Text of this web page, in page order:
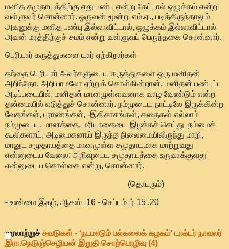
மனித சமுதாயத்திற்கு எது பண்பு என்று கேட்டால் ஒழுக்கம் என்று
வள்ளுவர் சொன்னார். ஒருவன் மூன்று எம்.ஏ., படித்திருந்தாலும்
அவனுக்கு மனித பண்பு இல்லாவிட்டால், ஒழுக்கம் இல்லாவிட்டால்
அவன் மரத்திற்குச் சமம் என்று வள்ளுவப் பெருந்தகை சொன்னார்.
பெரியார் கருத்துகளை யார் ஏற்கிறார்கள்
தந்தை பெரியார் அவர்களுடைய கருத்துகளை ஒரு மனிதன்
அறிந்தோ, அறியாமலோ ஏற்றுக் கொள்கின்றான். மனிதன் பண்பட்ட
அடிப்படையில், மனிதன் மானமுள்ளவனாக வாழ வேண்டும் என்ற
தன்மையில் எடுத்துச் சொன்னார். நம்முடைய நாட்டிலே இருக்கின்ற
வேதங்கள், புராணங்கள், -இதிகாசங்கள், கதைகள் எல்லாம்
நம்முடைய. மானத்தை, மரியாதையை இழக்கச் செய்து நம்மைக்
கூலிகளாய், அடிமைகளாய் இருந்த நிலைமையிலிருந்து மாறி,
மானுட சமுதாயத்தை மானமுள்ள சமுதாயமாக மாற்றுவது
என்னுடைய வேலை; அறிவுடைய சமுதாயத்தை உருவாக்குவது
என்னுடைய கொள்கை என்று, சொன்னார்.
(தொடரும்)
- உண்மை இதழ், ஆகஸ்ட16 - செப்டம்பர் 15 .20
வரலாற்றுச் சுவடுகள் - ‘நடமாடும் பல்கலைக் கழகம்’ டாக்டர் நாவலர்
இரா.நெடுஞ்செழியன் இறுதி சொற்பொழிவு (4)